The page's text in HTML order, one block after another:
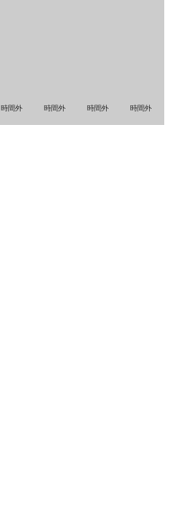
時間外 時間外 時間外 時間外